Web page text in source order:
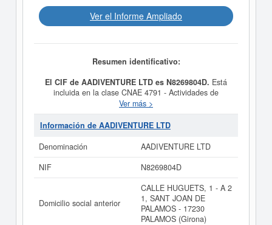
Ver el Informe Ampliado
Resumen identificativo:
El CIF de AADIVENTURE LTD es N8269804D. Está
incluida en la clase CNAE 4791 - Actividades de
servicios de intermediación para el comercio al por
menor no especializado. Dentro de la clasificación de
numeración de empresas SIC,AADIVENTURE LTD
subvenciones que la presente empresa puede solicitar lo
Si está interesado en conocer más datos de la empresa
acceder inmediatamente a
de AADIVENTURE LTD y
consultar los resultados de sus años de actividad, así
como los balances y cuentas de resultados disponibles.
Ver más >
Información de AADIVENTURE LTD
Denominación
AADIVENTURE LTD
NIF
N8269804D
Domicilio social anterior
CALLE HUGUETS, 1 - A 2
1, SANT JOAN DE
PALAMOS - 17230
PALAMOS (Girona)